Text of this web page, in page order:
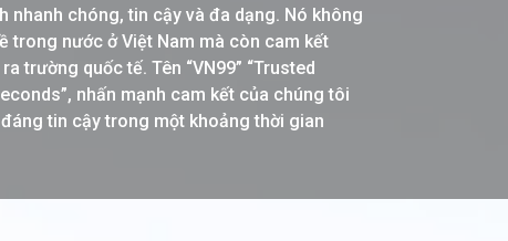
nhanh chóng, tin cậy và đa dạng. Nó không
trong nước ở Việt Nam mà còn cam kết
trường quốc tế. Tên “VN99” “Trusted
nhấn mạnh cam kết của chúng tôi
tin cậy trong một khoảng thời gian